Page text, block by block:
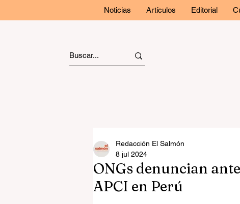
Noticias Artículos Editorial
ONGs denuncian
APCI en Perú
Redacción El Salmón
8 jul 2024